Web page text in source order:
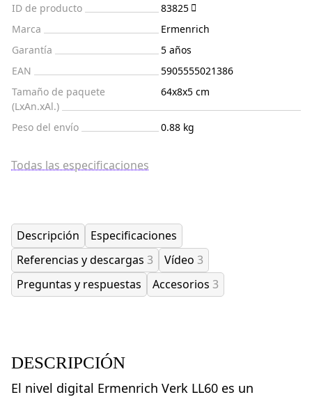
ID de producto
83825
Marca
Ermenrich
Garantía
5 años
EAN
5905555021386
Tamaño de paquete
(LxAn.xAl.)
64x8x5 cm
Peso del envío 0.88 kg
Todas las especificaciones
Descripción
Especificaciones
Referencias y descargas 3 Vídeo 3
Preguntas y respuestas
Accesorios 3
DESCRIPCIÓN
El nivel digital Ermenrich Verk LL60 es un